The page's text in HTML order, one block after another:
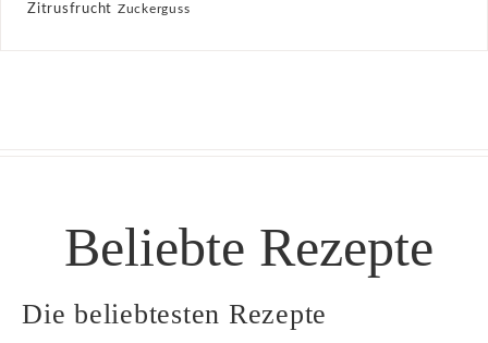
Zitrusfrucht Zuckerguss
Beliebte Rezepte
Die beliebtesten Rezepte